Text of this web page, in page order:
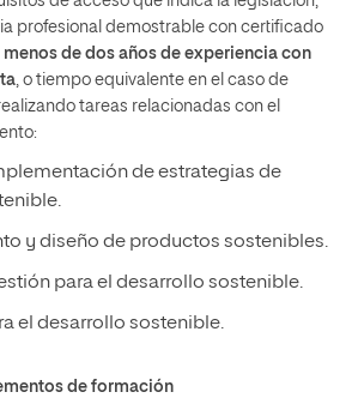
profesional demostrable con certificado
menos de dos años de experiencia con
, o tiempo equivalente en el caso de
tareas relacionadas con el
de estrategias de
y diseño de productos sostenibles.
para el desarrollo sostenible.
el desarrollo sostenible.
de formación